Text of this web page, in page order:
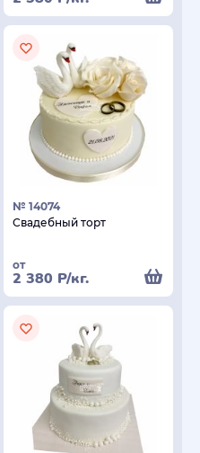
№ 14074
Свадебный торт
от
2 380 Р/кг.